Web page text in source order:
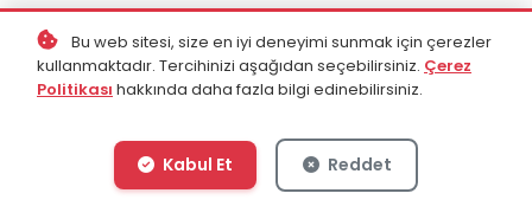
“ZAMNA x MO Homecoming 2026” etkinliği kapsamında
İstanbul’da sahne alacak. 6-7 Haziran 2026 tarihlerinde
gerçekleşecek bu dev organizasyon, elektronik müzik
tutkunlarına iki gün boyunca eşsiz bir atmosfer sunacak.
İstanbul Life Park, festival havasındaki bu büyük geceye ev
sahipliği yapacak. Özellikle melodic house, afro house ve organic
techno severlerin yoğun ilgi göstermesi beklenen etkinlikte, sahne
Devamını Oku
Bu web sitesi, size en iyi deneyimi sunmak için çerezler
kullanmaktadır. Tercihinizi aşağıdan seçebilirsiniz. Çerez
Politikası hakkında daha fazla bilgi edinebilirsiniz.
Kabul Et Reddet